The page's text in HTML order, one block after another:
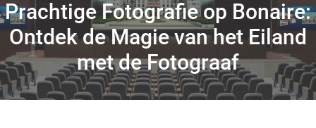
Prachtige Fotografie op Bonaire:
Ontdek de Magie van het Eiland
met de Fotograaf